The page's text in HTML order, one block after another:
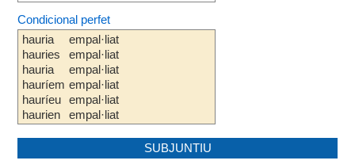
Condicional perfet
hauria
hauries
hauria
hauríem
hauríeu
haurien
empal·liat
empal·liat
empal·liat
empal·liat
empal·liat
empal·liat
SUBJUNTIU